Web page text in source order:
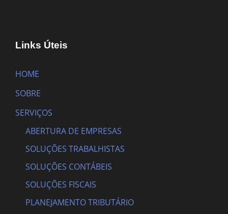
Links Úteis
HOME
SOBRE
SERVIÇOS
ABERTURA DE EMPRESAS
SOLUÇÕES TRABALHISTAS
SOLUÇÕES CONTÁBEIS
SOLUÇÕES FISCAIS
PLANEJAMENTO TRIBUTÁRIO